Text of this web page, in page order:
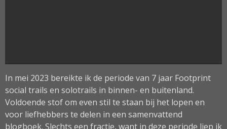
In mei 2023 bereikte ik de periode van 7 jaar Footprint
social trails en solotrails in binnen- en buitenland.
Voldoende stof om even stil te staan bij het lopen en
voor liefhebbers te delen in een samenvattend
blogboek. Slechts een fractie, want in deze periode liep ik